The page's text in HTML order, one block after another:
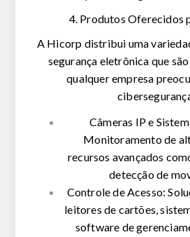
4. Produtos Oferecidos
A Hicorp distribui uma
segurança eletrônica que
qualquer empresa
Câmeras IP e
Monitoramento de
recursos avançados
detecção de
Controle de Acesso:
leitores de cartões,
software de